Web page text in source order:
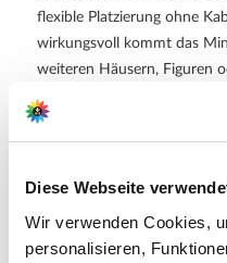
Diese Webseite
Wir verwenden Cookies,
personalisieren,
flexible Platzierung ohne
wirkungsvoll kommt das
weiteren Häusern, Figuren
Geltung, um eine
gestalten. Die integrierte
Schalter gesteuert und
zu verwenden und das
Feuchtigkeit zu schützen.